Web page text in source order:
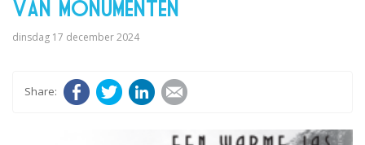
van monumenten
dinsdag 17 december 2024
FacebookTwitter LinkedIn